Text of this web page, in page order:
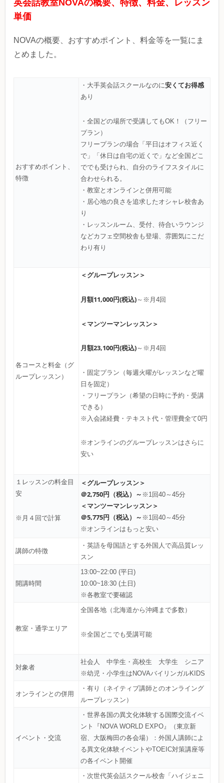
英会話教室NOVAの概要、特徴、料金、レッスン
単価
NOVAの概要、おすすめポイント、料金等を一覧にま
とめました。
おすすめポイント、
特徴
・大手英会話スクールなのに安くてお得感
あり
・全国どの場所で受講してもOK！（フリー
プラン）
フリープランの場合「平日はオフィス近く
で」「休日は自宅の近くで」など全国どこ
ででも受けられ、自分のライフスタイルに
合わせられる。
・教室とオンラインと併用可能
・居心地の良さを追求したオシャレ校舎あ
り
・レッスンルーム、受付、待合いラウンジ
などカフェ空間校舎も登場、雰囲気にこだ
わり有り
各コースと料金（グ
ループレッスン）
＜グループレッスン＞
月額11,000円(税込)～※月4回
＜マンツーマンレッスン＞
月額23,100円(税込)～※月4回
・固定プラン（毎週火曜がレッスンなど曜
日を固定）
・フリープラン（希望の日時に予約・受講
できる）
※入会諸経費・テキスト代・管理費全て0円
※オンラインのグループレッスンはさらに
安い
１レッスンの料金目
安
※月４回で計算
＜グループレッスン＞
＠2,750円（税込）～ ※1回40～45分
＜マンツーマンレッスン＞
＠5,775円（税込）～ ※1回40～45分
※オンラインはもっと安い
講師の特徴
・英語を母国語とする外国人で高品質レッ
スン
開講時間
13:00~22:00 (平日)
10:00~18:30 (土日)
※各教室で要確認
教室・通学エリア
全国各地（北海道から沖縄まで多数）
※全国どこでも受講可能
対象者
社会人 中学生・高校生 大学生 シニア
※幼児・小学生はNOVAバイリンガルKIDS
オンラインとの併用
・有り（ネイティブ講師とのオンライング
ループレッスン）
イベント・交流
・世界各国の異文化体験する国際交流イベ
ント『NOVA WORLD EXPO』（東京新
宿、大阪梅田の各会場）：外国人講師によ
る異文化体験イベントやTOEIC対策講座等
の各イベント開催
・次世代英会話スクール校舎「ハイジェニ